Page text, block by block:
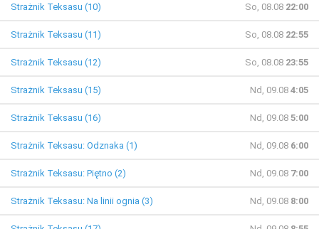
Strażnik Teksasu (10) So, 08.08 22:00
Strażnik Teksasu (11) So, 08.08 22:55
Strażnik Teksasu (12) So, 08.08 23:55
Strażnik Teksasu (15) Nd, 09.08 4:05
Strażnik Teksasu (16) Nd, 09.08 5:00
Strażnik Teksasu: Odznaka (1) Nd, 09.08 6:00
Strażnik Teksasu: Piętno (2) Nd, 09.08 7:00
Strażnik Teksasu: Na linii ognia (3) Nd, 09.08 8:00